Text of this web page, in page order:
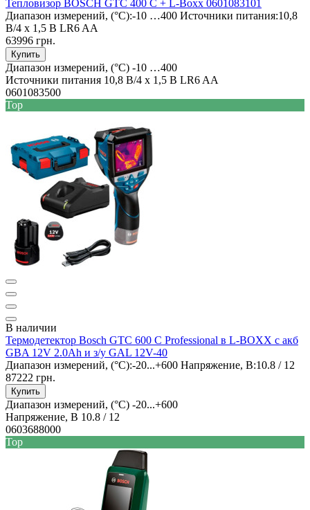
Тепловизор BOSCH GTC 400 C + L-Boxx 0601083101
Диапазон измерений, (°C):-10 …400 Источники питания:10,8
В/4 x 1,5 В LR6 AA
63996 грн.
Купить
Диапазон измерений, (°C) -10 …400
Источники питания 10,8 В/4 x 1,5 В LR6 AA
0601083500
Top
В наличии
Термодетектор Bosch GTC 600 C Professional в L-BOXX с акб
GBA 12V 2.0Ah и з/у GAL 12V-40
Диапазон измерений, (°C):-20...+600 Напряжение, В:10.8 / 12
87222 грн.
Купить
Диапазон измерений, (°C) -20...+600
Напряжение, В 10.8 / 12
0603688000
Top